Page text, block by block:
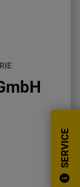
SERVICE